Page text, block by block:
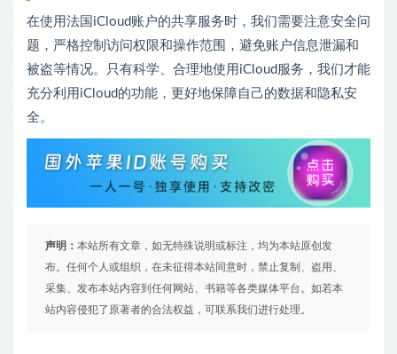
在使用法国iCloud账户的共享服务时，我们需要注意安全问
题，严格控制访问权限和操作范围，避免账户信息泄漏和
被盗等情况。只有科学、合理地使用iCloud服务，我们才能
充分利用iCloud的功能，更好地保障自己的数据和隐私安
全。
声明： 本站所有文章，如无特殊说明或标注，均为本站原创发
布。任何个人或组织，在未征得本站同意时，禁止复制、盗用、
采集、发布本站内容到任何网站、书籍等各类媒体平台。如若本
站内容侵犯了原著者的合法权益，可联系我们进行处理。